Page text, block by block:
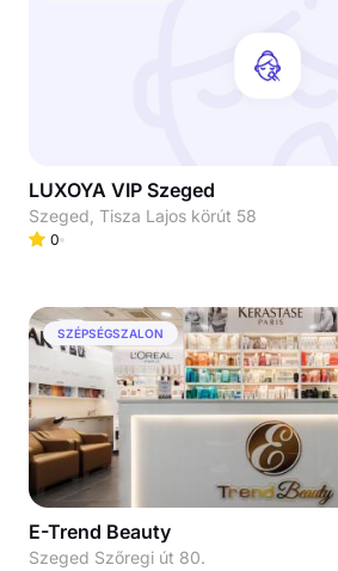
LUXOYA VIP Szeged
Szeged, Tisza Lajos körút 58
0
SZÉPSÉGSZALON
E-Trend Beauty
Szeged Szőregi út 80.